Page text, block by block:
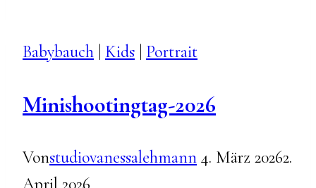
Babybauch Kids Portrait
Minishootingtag-2026
Vonstudiovanessalehmann 4. März 20262.